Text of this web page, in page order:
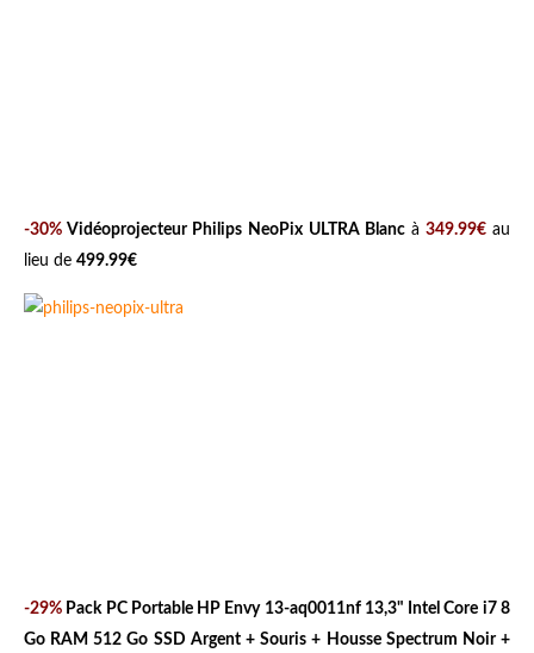
-30% Vidéoprojecteur Philips NeoPix ULTRA Blanc à349.99€ au
lieu de 499.99€
-29% Pack PC Portable HP Envy 13-aq0011nf 13,3" Intel Core i7 8
Go RAM 512 Go SSD Argent + Souris + Housse Spectrum Noir +